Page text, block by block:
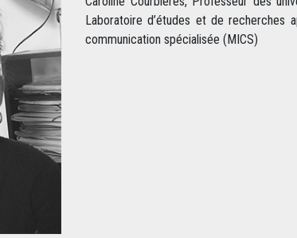
Laboratoire d’études et de recherches
communication spécialisée (MICS)